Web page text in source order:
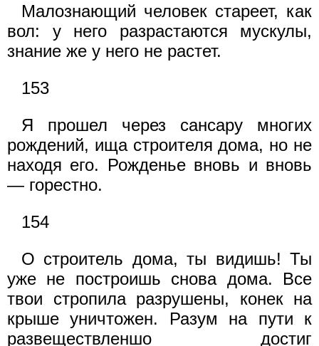
Малознающий человек стареет, как
вол: у него разрастаются мускулы,
знание же у него не растет.
153
Я прошел через сансару многих
рождений, ища строителя дома, но не
находя его. Рожденье вновь и вновь
— горестно.
154
О строитель дома, ты видишь! Ты
уже не построишь снова дома. Все
твои стропила разрушены, конек на
крыше уничтожен. Разум на пути к
развеществленшо достиг